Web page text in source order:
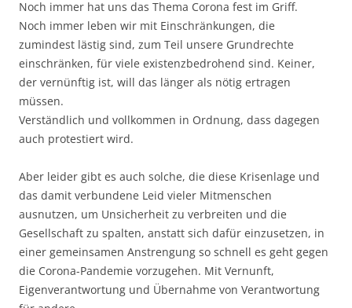
Noch immer hat uns das Thema Corona fest im Griff.
Noch immer leben wir mit Einschränkungen, die
zumindest lästig sind, zum Teil unsere Grundrechte
einschränken, für viele existenzbedrohend sind. Keiner,
der vernünftig ist, will das länger als nötig ertragen
müssen.
Verständlich und vollkommen in Ordnung, dass dagegen
auch protestiert wird.
Aber leider gibt es auch solche, die diese Krisenlage und
das damit verbundene Leid vieler Mitmenschen
ausnutzen, um Unsicherheit zu verbreiten und die
Gesellschaft zu spalten, anstatt sich dafür einzusetzen, in
einer gemeinsamen Anstrengung so schnell es geht gegen
die Corona-Pandemie vorzugehen. Mit Vernunft,
Eigenverantwortung und Übernahme von Verantwortung